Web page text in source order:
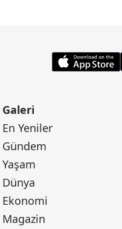
Galeri
En Yeniler
Gündem
Yaşam
Dünya
Ekonomi
Magazin